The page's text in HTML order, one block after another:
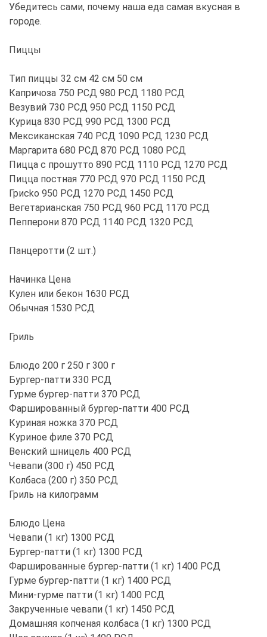
Убедитесь сами, почему наша еда самая вкусная в
городе.
Пиццы
Тип пиццы 32 см 42 см 50 см
Капричоза 750 РСД 980 РСД 1180 РСД
Везувий 730 РСД 950 РСД 1150 РСД
Курица 830 РСД 990 РСД 1300 РСД
Мексиканская 740 РСД 1090 РСД 1230 РСД
Маргарита 680 РСД 870 РСД 1080 РСД
Пицца с прошутто 890 РСД 1110 РСД 1270 РСД
Пицца постная 770 РСД 970 РСД 1150 РСД
Гриcko 950 РСД 1270 РСД 1450 РСД
Вегетарианская 750 РСД 960 РСД 1170 РСД
Пепперони 870 РСД 1140 РСД 1320 РСД
Панцеротти (2 шт.)
Начинка Цена
Кулен или бекон 1630 РСД
Обычная 1530 РСД
Гриль
Блюдо 200 г 250 г 300 г
Бургер-патти 330 РСД
Гурме бургер-патти 370 РСД
Фаршированный бургер-патти 400 РСД
Куриная ножка 370 РСД
Куриное филе 370 РСД
Венский шницель 400 РСД
Чевапи (300 г) 450 РСД
Колбаса (200 г) 350 РСД
Гриль на килограмм
Блюдо Цена
Чевапи (1 кг) 1300 РСД
Бургер-патти (1 кг) 1300 РСД
Фаршированные бургер-патти (1 кг) 1400 РСД
Гурме бургер-патти (1 кг) 1400 РСД
Мини-гурме патти (1 кг) 1400 РСД
Закрученные чевапи (1 кг) 1450 РСД
Домашняя копченая колбаса (1 кг) 1300 РСД